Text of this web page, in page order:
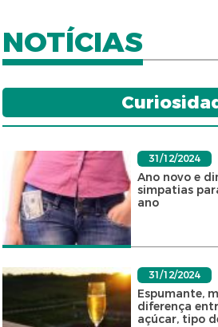
NOTÍCIAS
31/12/2024
Ano novo e
simpatias
ano
31/12/2024
Espumante,
diferença
açúcar, tipo